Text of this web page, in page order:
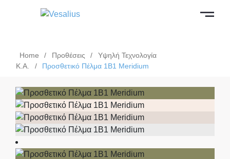
Home / Προθέσεις /
Υψηλή Τεχνολογία
Κ.Α.
/ Προσθετικό Πέλμα 1B1 Meridium